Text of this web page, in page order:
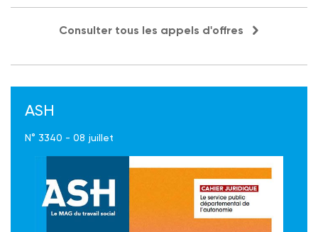
Consulter tous les appels d'offres
ASH
N° 3340 - 08 juillet